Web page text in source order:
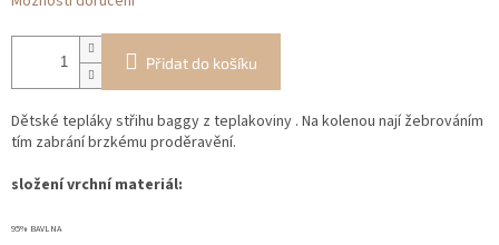
Přidat do košíku
Dětské tepláky střihu baggy z teplakoviny . Na kolenou nají žebrováním
tím zabrání brzkému proděravění.
složení vrchní materiál:
95% BAVLNA